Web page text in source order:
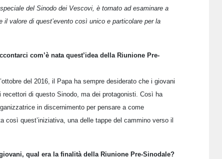
del Sinodo dei Vescovi, è tornato ad esaminare a
il valore di quest’evento così unico e particolare per la
com’è nata quest’idea della Riunione Pre-
del 2016, il Papa ha sempre desiderato che i giovani
recettori di questo Sinodo, ma dei protagonisti. Così ha
in discernimento per pensare a come
così quest’iniziativa, una delle tappe del cammino verso il
qual era la finalità della Riunione Pre-Sinodale?